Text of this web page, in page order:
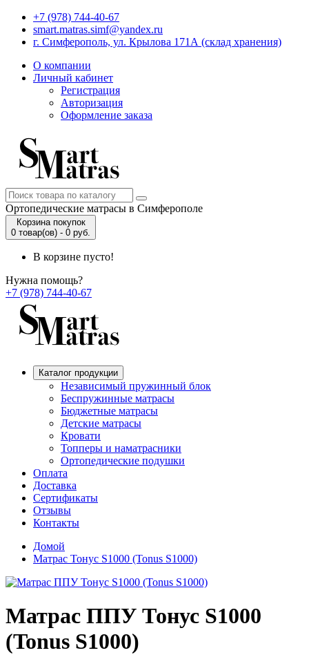
+7 (978) 744-40-67
smart.matras.simf@yandex.ru
г. Симферополь, ул. Крылова 171А (склад хранения)
О компании
Личный кабинет
Регистрация
Авторизация
Оформление заказа
Ортопедические матрасы в Симферополе
Корзина покупок
0 товар(ов) - 0 руб.
В корзине пусто!
Нужна помощь?
+7 (978) 744-40-67
Каталог продукции
Независимый пружинный блок
Беспружинные матрасы
Бюджетные матрасы
Детские матрасы
Кровати
Топперы и наматрасники
Ортопедические подушки
Оплата
Доставка
Сертификаты
Отзывы
Контакты
Домой
Матрас Тонус S1000 (Tonus S1000)
Матрас ППУ Тонус S1000
(Tonus S1000)